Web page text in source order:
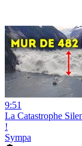
9:51
La Catastrophe
!
Sympa